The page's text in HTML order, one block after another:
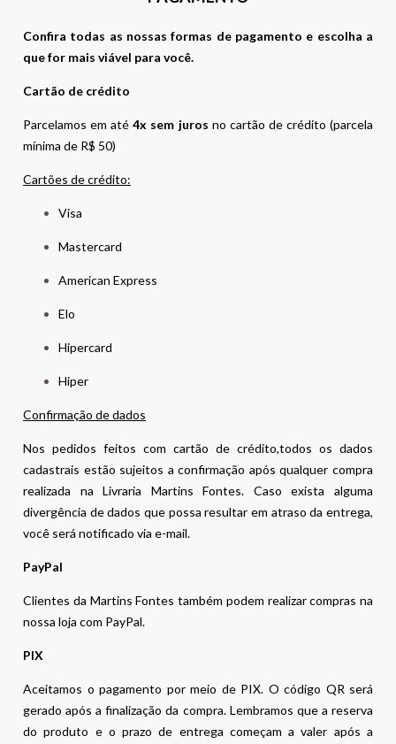
Confira todas as nossas formas de pagamento e escolha a
que for mais viável para você.
Cartão de crédito
Parcelamos em até4x sem juros no cartão de crédito (parcela
mínima de R$ 50)
Cartões de crédito:
Visa
Mastercard
American Express
Elo
Hipercard
Hiper
Confirmação de dados
Nos pedidos feitos com cartão de crédito,todos os dados
cadastrais estão sujeitos a confirmação após qualquer compra
realizada na Livraria Martins Fontes. Caso exista alguma
divergência de dados que possa resultar em atraso da entrega,
você será notificado via e-mail.
PayPal
Clientes da Martins Fontes também podem realizar compras na
nossa loja com PayPal.
PIX
Aceitamos o pagamento por meio de PIX. O código QR será
gerado após a finalização da compra. Lembramos que a reserva
do produto e o prazo de entrega começam a valer após a